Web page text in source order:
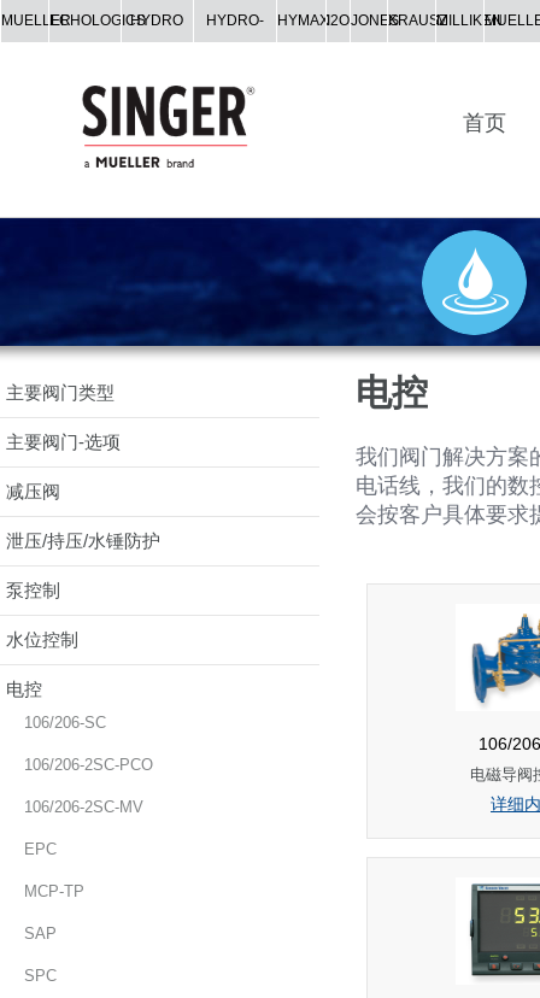
MUELLERECHOLOGICSHYDRO HYDRO- HYMAXI2OJONESKRAUSZMILLIKEN
首页
主要阀门类型
主要阀门-选项
减压阀
泄压/持压/水锤防护
泵控制
水位控制
电控
106/206-SC
106/206-2SC-PCO
106/206-2SC-MV
EPC
MCP-TP
SAP
SPC
电控
我们阀门解决方案
电话线，我们的数
会按客户具体要求
106/
电磁导阀
详细